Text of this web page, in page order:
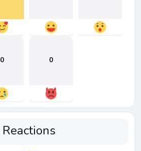
0 0
Reactions